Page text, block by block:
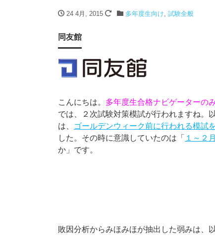
24 4月, 2015 多年度生向け 試験全般
同友館
こんにちは。 多年度生合格ナビゲーターの
では、２次試験対策模試が行われますね。
は、
ゴールデンウィーク前に行われる模試
した。その時に意識していたのは「 １～２
か」です。
敗因分析からみほみほが抽出した弱みは、